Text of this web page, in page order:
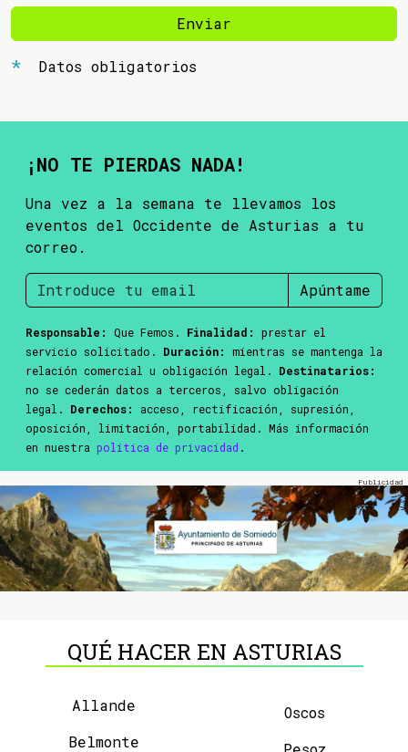
Enviar
Datos obligatorios
¡NO TE PIERDAS NADA!
Una vez a la semana te llevamos los
eventos del Occidente de Asturias a tu
correo.
Apúntame
Responsable: Que Femos. Finalidad:
prestar el
servicio solicitado. Duración:
mientras se mantenga la
relación comercial u obligación legal. Destinatarios:
no se cederán datos a terceros, salvo obligación
legal. Derechos:
acceso, rectificación, supresión,
oposición, limitación, portabilidad. Más información
en nuestra política de privacidad .
QUÉ HACER EN ASTURIAS
Allande
Belmonte
Oscos